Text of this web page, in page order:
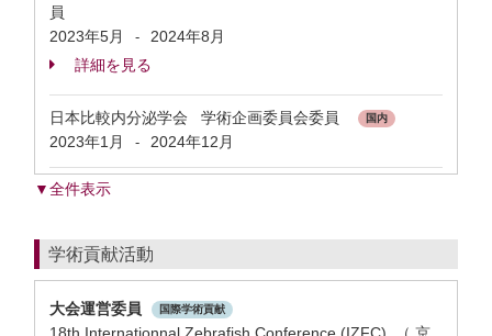
員
2023年5月
-
2024年8月
詳細を見る
日本比較内分泌学会 学術企画委員会委員 国内
2023年1月 - 2024年12月
▼全件表示
学術貢献活動
大会運営委員 国際学術貢献